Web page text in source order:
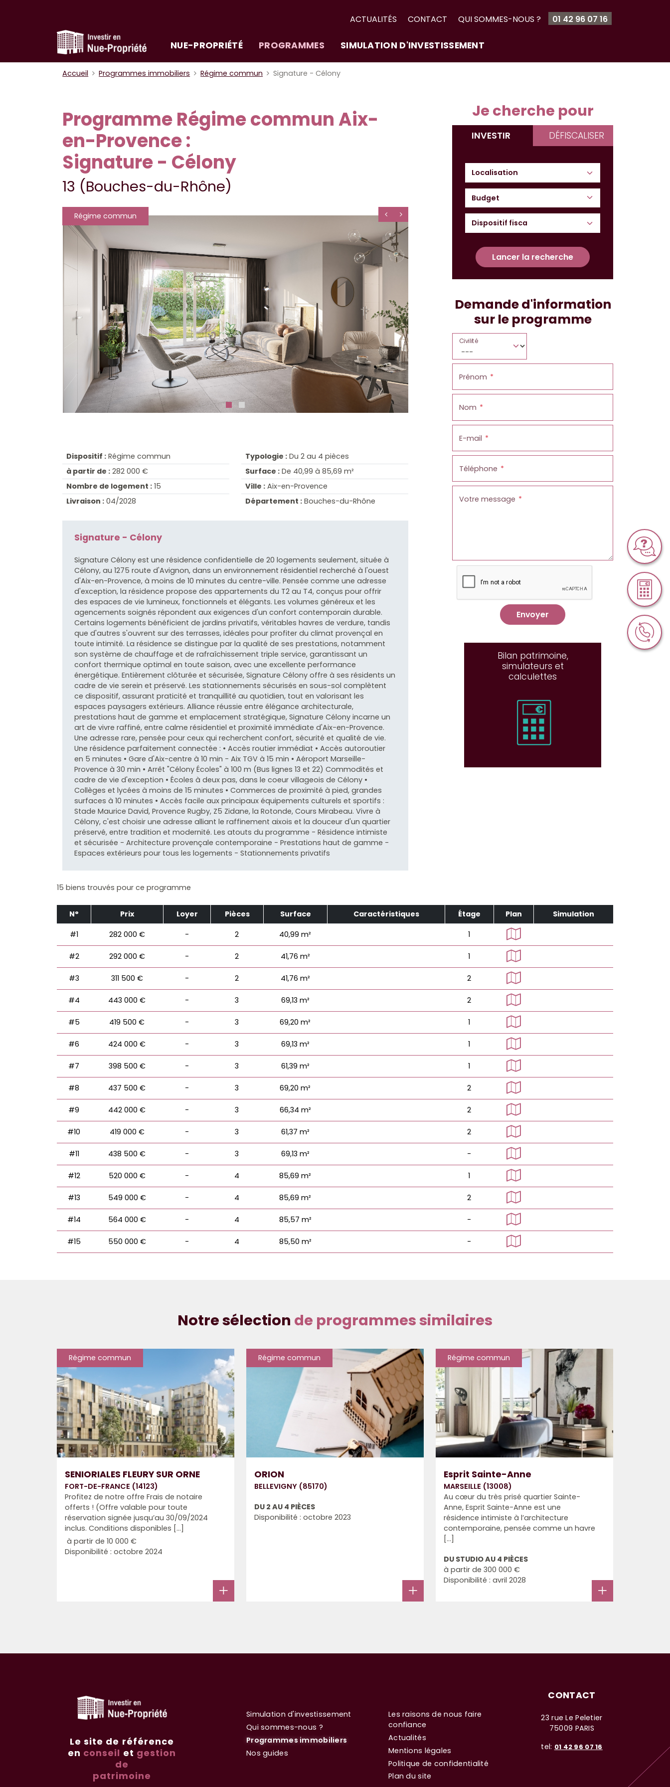
ACTUALITÉS CONTACT QUI SOMMES-NOUS ? 01 42 96 07 16
NUE-PROPRIÉTÉ PROGRAMMES SIMULATION D'INVESTISSEMENT
Accueil Programmes immobiliers Régime commun Signature - Célony
Programme Régime commun Aix-
en-Provence :
Signature - Célony
13 (Bouches-du-Rhône)
Régime commun
Dispositif : Régime commun
à partir de : 282 000 €
Nombre de logement : 15
Livraison : 04/2028
Typologie : Du 2 au 4 pièces
Surface : De 40,99 à 85,69 m²
Ville : Aix-en-Provence
Département : Bouches-du-Rhône
Signature - Célony
Signature Célony est une résidence confidentielle de 20 logements seulement, située à
Célony, au 1275 route d'Avignon, dans un environnement résidentiel recherché à l'ouest
d'Aix-en-Provence, à moins de 10 minutes du centre-ville. Pensée comme une adresse
d'exception, la résidence propose des appartements du T2 au T4, conçus pour offrir
des espaces de vie lumineux, fonctionnels et élégants. Les volumes généreux et les
agencements soignés répondent aux exigences d'un confort contemporain durable.
Certains logements bénéficient de jardins privatifs, véritables havres de verdure, tandis
que d'autres s'ouvrent sur des terrasses, idéales pour profiter du climat provençal en
toute intimité. La résidence se distingue par la qualité de ses prestations, notamment
son système de chauffage et de rafraîchissement triple service, garantissant un
confort thermique optimal en toute saison, avec une excellente performance
énergétique. Entièrement clôturée et sécurisée, Signature Célony offre à ses résidents un
cadre de vie serein et préservé. Les stationnements sécurisés en sous-sol complètent
ce dispositif, assurant praticité et tranquillité au quotidien, tout en valorisant les
espaces paysagers extérieurs. Alliance réussie entre élégance architecturale,
prestations haut de gamme et emplacement stratégique, Signature Célony incarne un
art de vivre raffiné, entre calme résidentiel et proximité immédiate d'Aix-en-Provence.
Une adresse rare, pensée pour ceux qui recherchent confort, sécurité et qualité de vie.
Une résidence parfaitement connectée : • Accès routier immédiat • Accès autoroutier
en 5 minutes • Gare d'Aix-centre à 10 min - Aix TGV à 15 min • Aéroport Marseille-
Provence à 30 min • Arrêt "Célony Écoles" à 100 m (Bus lignes 13 et 22) Commodités et
cadre de vie d'exception • Écoles à deux pas, dans le coeur villageois de Célony •
Collèges et lycées à moins de 15 minutes • Commerces de proximité à pied, grandes
surfaces à 10 minutes • Accès facile aux principaux équipements culturels et sportifs :
Stade Maurice David, Provence Rugby, Z5 Zidane, la Rotonde, Cours Mirabeau. Vivre à
Célony, c'est choisir une adresse alliant le raffinement aixois et la douceur d'un quartier
préservé, entre tradition et modernité. Les atouts du programme - Résidence intimiste
et sécurisée - Architecture provençale contemporaine - Prestations haut de gamme -
Espaces extérieurs pour tous les logements - Stationnements privatifs
Je cherche pour
INVESTIR DÉFISCALISER
Budget
Lancer la recherche
Demande d'information
sur le programme
Civilité
Prénom
Nom
E-mail
Téléphone
Votre message
Envoyer
Bilan patrimoine,
simulateurs et
calculettes
15 biens trouvés pour ce programme
N° Prix Loyer Pièces Surface Caractéristiques Étage Plan Simulation
#1 282 000 € - 2 40,99 m² 1
#2 292 000 € - 2 41,76 m² 1
#3 311 500 € - 2 41,76 m² 2
#4 443 000 € - 3 69,13 m² 2
#5 419 500 € - 3 69,20 m² 1
#6 424 000 € - 3 69,13 m² 1
#7 398 500 € - 3 61,39 m² 1
#8 437 500 € - 3 69,20 m² 2
#9 442 000 € - 3 66,34 m² 2
#10 419 000 € - 3 61,37 m² 2
#11 438 500 € - 3 69,13 m² -
#12 520 000 € - 4 85,69 m² 1
#13 549 000 € - 4 85,69 m² 2
#14 564 000 € - 4 85,57 m² -
#15 550 000 € - 4 85,50 m² -
Notre sélection de programmes similaires
Régime commun
SENIORIALES FLEURY SUR ORNE
FORT-DE-FRANCE (14123)
Profitez de notre offre Frais de notaire
offerts ! (Offre valable pour toute
réservation signée jusqu’au 30/09/2024
inclus. Conditions disponibles [...]
à partir de 10 000 €
Disponibilité : octobre 2024
Régime commun
ORION
BELLEVIGNY (85170)
DU 2 AU 4 PIÈCES
Disponibilité : octobre 2023
Régime commun
Esprit Sainte-Anne
MARSEILLE (13008)
Au cœur du très prisé quartier Sainte-
Anne, Esprit Sainte-Anne est une
résidence intimiste à l’architecture
contemporaine, pensée comme un havre
[...]
DU STUDIO AU 4 PIÈCES
à partir de 300 000 €
Disponibilité : avril 2028
Le site de référence
en conseil et gestion
de
patrimoine
Simulation d'investissement
Qui sommes-nous ?
Programmes immobiliers
Nos guides
Les raisons de nous faire
confiance
Actualités
Mentions légales
Politique de confidentialité
Plan du site
CONTACT
23 rue Le Peletier
75009 PARIS
tel: 01 42 96 07 16